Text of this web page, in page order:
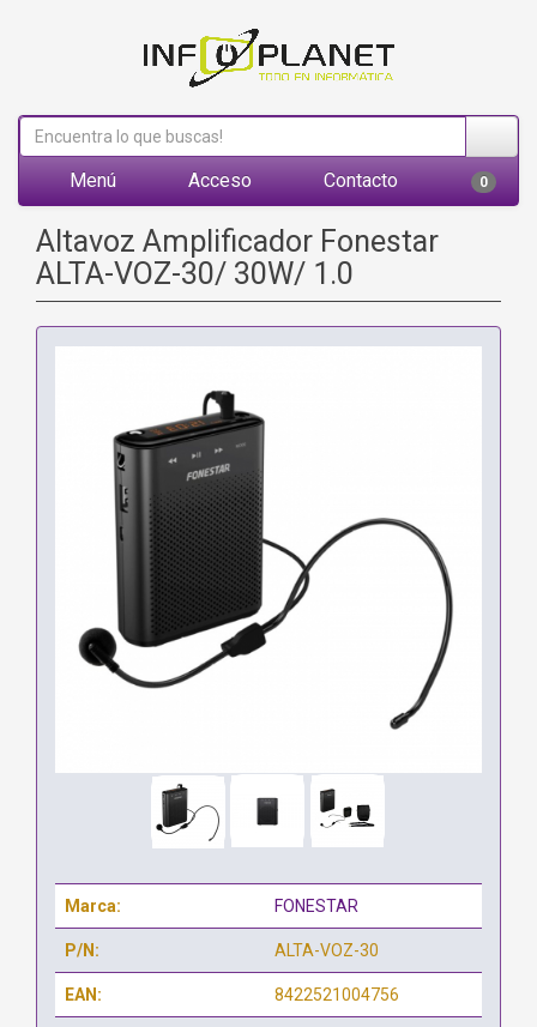
Menú Acceso Contacto 0
Altavoz Amplificador Fonestar
ALTA-VOZ-30/ 30W/ 1.0
Marca: FONESTAR
P/N: ALTA-VOZ-30
EAN: 8422521004756